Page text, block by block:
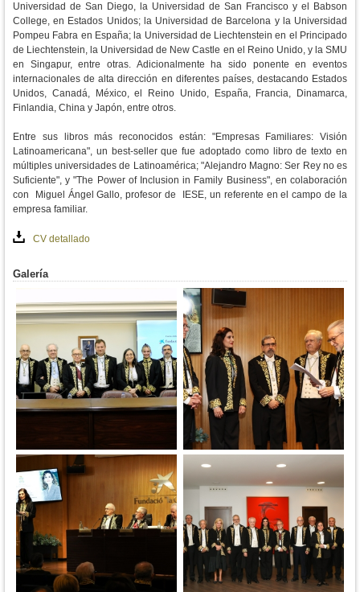
Universidad de San Diego, la Universidad de San Francisco y el Babson
College, en Estados Unidos; la Universidad de Barcelona y la Universidad
Pompeu Fabra en España; la Universidad de Liechtenstein en el Principado
de Liechtenstein, la Universidad de New Castle en el Reino Unido, y la SMU
en Singapur, entre otras. Adicionalmente ha sido ponente en eventos
internacionales de alta dirección en diferentes países, destacando Estados
Unidos, Canadá, México, el Reino Unido, España, Francia, Dinamarca,
Finlandia, China y Japón, entre otros.
Entre sus libros más reconocidos están: "Empresas Familiares: Visión
Latinoamericana", un best-seller que fue adoptado como libro de texto en
múltiples universidades de Latinoamérica; "Alejandro Magno: Ser Rey no es
Suficiente", y "The Power of Inclusion in Family Business", en colaboración
con Miguel Ángel Gallo, profesor de IESE, un referente en el campo de la
empresa familiar.
CV detallado
Galería